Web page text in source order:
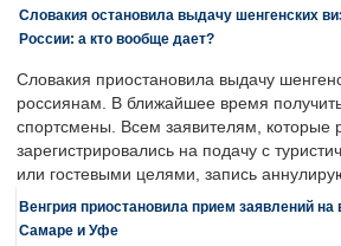
Словакия остановила выдачу шенгенских
России: а кто вообще дает?
Словакия приостановила выдачу
россиянам. В ближайшее время
спортсмены. Всем заявителям, которые
зарегистрировались на подачу с
или гостевыми целями, запись
Венгрия приостановила прием заявлений на
Самаре и Уфе